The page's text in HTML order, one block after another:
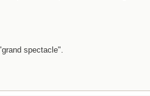
spectacle".